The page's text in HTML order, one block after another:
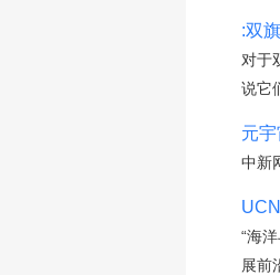
:双
对于
说它
元
中新
“海
展前